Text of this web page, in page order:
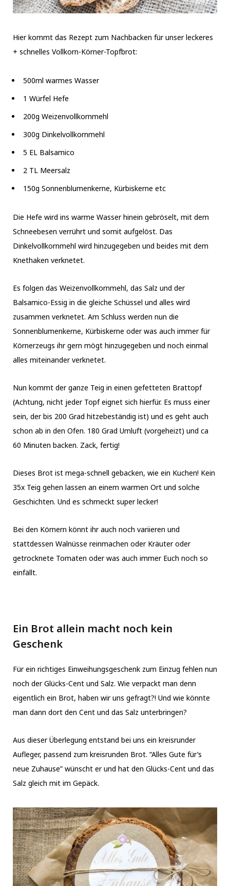
Hier kommt das Rezept zum Nachbacken für unser leckeres
+ schnelles Vollkorn-Körner-Topfbrot:
500ml warmes Wasser
1 Würfel Hefe
200g Weizenvollkornmehl
300g Dinkelvollkornmehl
5 EL Balsamico
2 TL Meersalz
150g Sonnenblumenkerne, Kürbiskerne etc
Die Hefe wird ins warme Wasser hinein gebröselt, mit dem
Schneebesen verrührt und somit aufgelöst. Das
Dinkelvollkornmehl wird hinzugegeben und beides mit dem
Knethaken verknetet.
Es folgen das Weizenvollkornmehl, das Salz und der
Balsamico-Essig in die gleiche Schüssel und alles wird
zusammen verknetet. Am Schluss werden nun die
Sonnenblumenkerne, Kürbiskerne oder was auch immer für
Körnerzeugs ihr gern mögt hinzugegeben und noch einmal
alles miteinander verknetet.
Nun kommt der ganze Teig in einen gefetteten Brattopf
(Achtung, nicht jeder Topf eignet sich hierfür. Es muss einer
sein, der bis 200 Grad hitzebeständig ist) und es geht auch
schon ab in den Ofen. 180 Grad Umluft (vorgeheizt) und ca
60 Minuten backen. Zack, fertig!
Dieses Brot ist mega-schnell gebacken, wie ein Kuchen! Kein
35x Teig gehen lassen an einem warmen Ort und solche
Geschichten. Und es schmeckt super lecker!
Bei den Körnern könnt ihr auch noch variieren und
stattdessen Walnüsse reinmachen oder Kräuter oder
getrocknete Tomaten oder was auch immer Euch noch so
einfällt.
Ein Brot allein macht noch kein
Geschenk
Für ein richtiges Einweihungsgeschenk zum Einzug fehlen nun
noch der Glücks-Cent und Salz. Wie verpackt man denn
eigentlich ein Brot, haben wir uns gefragt?! Und wie könnte
man dann dort den Cent und das Salz unterbringen?
Aus dieser Überlegung entstand bei uns ein kreisrunder
Aufleger, passend zum kreisrunden Brot. “Alles Gute für’s
neue Zuhause” wünscht er und hat den Glücks-Cent und das
Salz gleich mit im Gepäck.